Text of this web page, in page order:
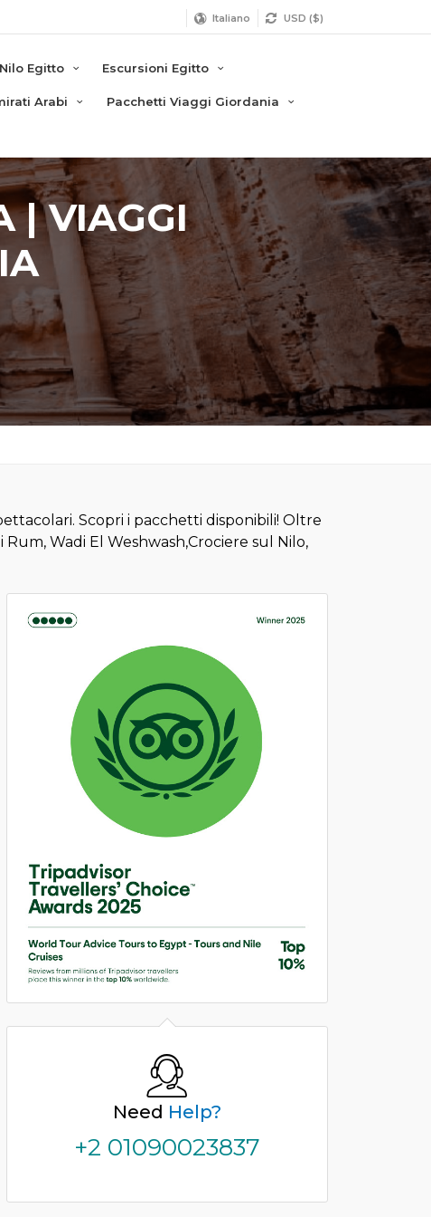
Italiano USD ($)
Egitto Escursioni Egitto
Arabi Pacchetti Viaggi Giordania
| VIAGGI
Scopri i pacchetti disponibili! Oltre
Wadi El Weshwash,Crociere sul Nilo,
Need Help?
+2 01090023837